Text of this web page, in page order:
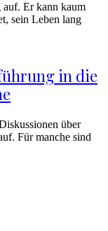
Er kann kaum
sein Leben lang
in die
über
Für manche sind